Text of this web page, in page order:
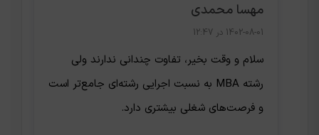
مهسا محمدی
1402-08-01 در 12:47
سلام و وقت بخیر، تفاوت چندانی ندارند ولی
رشته MBA به نسبت اجرایی رشته‌ای جامع‌تر است
و فرصت‌های شغلی بیشتری دارد.